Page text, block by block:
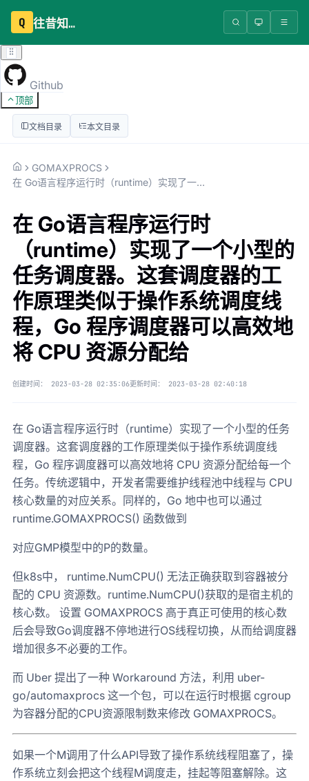
Q 往昔知识库
Github
顶部
文档目录 本文目录
GOMAXPROCS
在 Go语言程序运行时（runtime）实现了一个小型的任务调度器。这套调度器的工作原理类似于操作系统调度线程，Go 程序调度器可以高效地将 CPU 资源分配给
在 Go语言程序运行时
（runtime）实现了一个小型的
任务调度器。这套调度器的工
作原理类似于操作系统调度线
程，Go 程序调度器可以高效地
将 CPU 资源分配给
创建时间： 2023-03-28 02:35:06更新时间： 2023-03-28 02:40:18
在 Go语言程序运行时（runtime）实现了一个小型的任务
调度器。这套调度器的工作原理类似于操作系统调度线
程，Go 程序调度器可以高效地将 CPU 资源分配给每一个
任务。传统逻辑中，开发者需要维护线程池中线程与 CPU
核心数量的对应关系。同样的，Go 地中也可以通过
runtime.GOMAXPROCS() 函数做到
对应GMP模型中的P的数量。
但k8s中， runtime.NumCPU() 无法正确获取到容器被分
配的 CPU 资源数。runtime.NumCPU()获取的是宿主机的
核心数。 设置 GOMAXPROCS 高于真正可使用的核心数
后会导致Go调度器不停地进行OS线程切换，从而给调度器
增加很多不必要的工作。
而 Uber 提出了一种 Workaround 方法，利用 uber-
go/automaxprocs 这一个包，可以在运行时根据 cgroup
为容器分配的CPU资源限制数来修改 GOMAXPROCS。
如果一个M调用了什么API导致了操作系统线程阻塞了，操
作系统立刻会把这个线程M调度走，挂起等阻塞解除。这